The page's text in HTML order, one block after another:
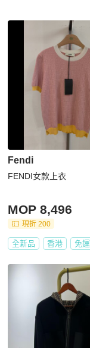
Fendi
FENDI女款上衣
MOP 8,496
現折 200
全新品 香港 免運